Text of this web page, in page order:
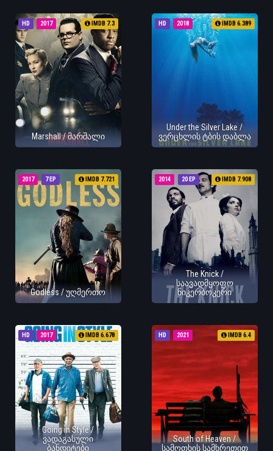
HD 2017 IMDB 7.3
Marshall / მარშალი
HD 2018 IMDB 6.389
Under the Silver Lake /
ვერცხლის ტბის დაბლა
7 EP
2017 IMDB 7.721
Godless / უღმერთო
20 EP
2014 IMDB 7.908
The Knick /
საავადმყოფო
ნიკერბოკერი
HD 2017 IMDB 6.678
Going in Style /
ვადაგასული
ბანდიტები
HD 2021 IMDB 6.4
South of Heaven /
სამოთხის სამხრეთით